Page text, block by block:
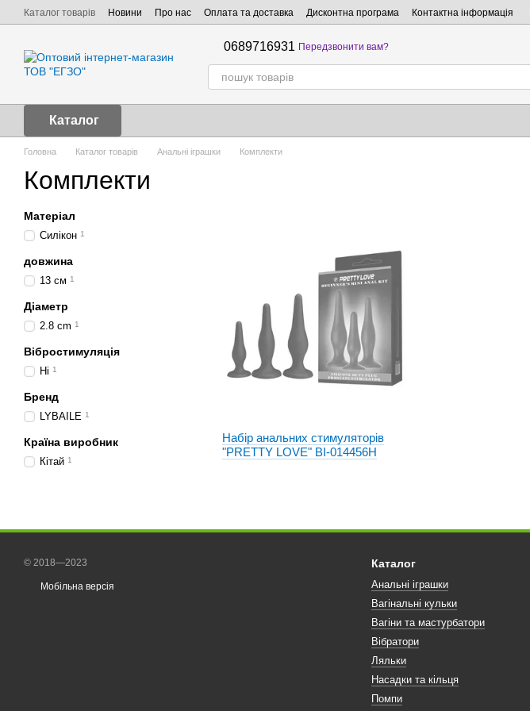
Перейти до основного контенту
Каталог товарів Новини Про нас Оплата та доставка Дисконтна програма Контактна інформація
0689716931 Передзвонити вам?
Каталог
Головна Каталог товарів Анальні іграшки Комплекти
Комплекти
Набір анальних стимуляторів
"PRETTY LOVE" BI-014456H
Матеріал
Силікон 1
довжина
13 см 1
Діаметр
2.8 cm 1
Вібростимуляція
Ні 1
Бренд
LYBAILE 1
Країна виробник
Кітай 1
© 2018—2023
Мобільна версія
Каталог
Анальні іграшки
Вагінальні кульки
Вагіни та мастурбатори
Вібратори
Ляльки
Насадки та кільця
Помпи